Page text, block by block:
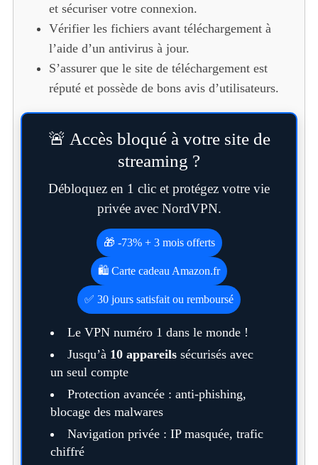
et sécuriser votre connexion.
Vérifier les fichiers avant téléchargement à
l’aide d’un antivirus à jour.
S’assurer que le site de téléchargement est
réputé et possède de bons avis d’utilisateurs.
🚨 Accès bloqué à votre site de
streaming ?
Débloquez en 1 clic et protégez votre vie
privée avec NordVPN.
🎁 -73% + 3 mois offerts
🛍️ Carte cadeau Amazon.fr
✅ 30 jours satisfait ou remboursé
Le VPN numéro 1 dans le monde !
Jusqu’à 10 appareilssécurisés avec
un seul compte
Protection avancée : anti-phishing,
blocage des malwares
Navigation privée : IP masquée, trafic
chiffré